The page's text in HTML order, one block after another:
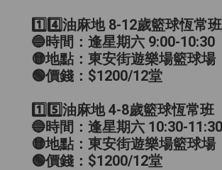
1️⃣4️⃣油麻地 8-12歲籃球恆常班
🔵時間：逢星期六 9:00-10:30
🟡地點：東安街遊樂場籃球場
🟢價錢：$1200/12堂
1️⃣5️⃣油麻地 4-8歲籃球恆常班
🔵時間：逢星期六 10:30-11:30
🟡地點：東安街遊樂場籃球場
🟢價錢：$1200/12堂